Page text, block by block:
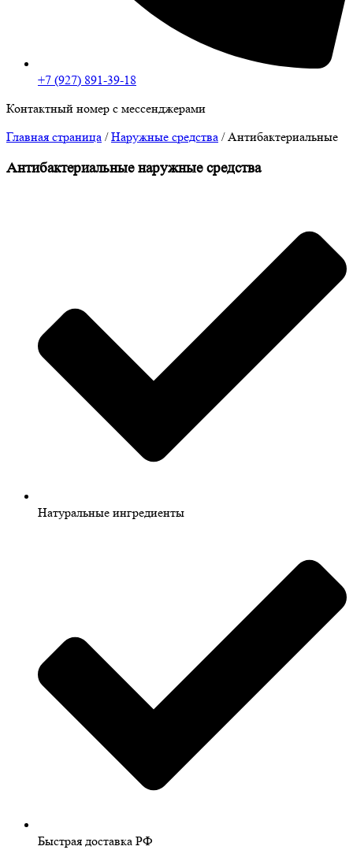
+7 (927) 891-39-18
Контактный номер с мессенджерами
Главная страница /Наружные средства /Антибактериальные
Антибактериальные наружные средства
Натуральные ингредиенты
Быстрая доставка РФ